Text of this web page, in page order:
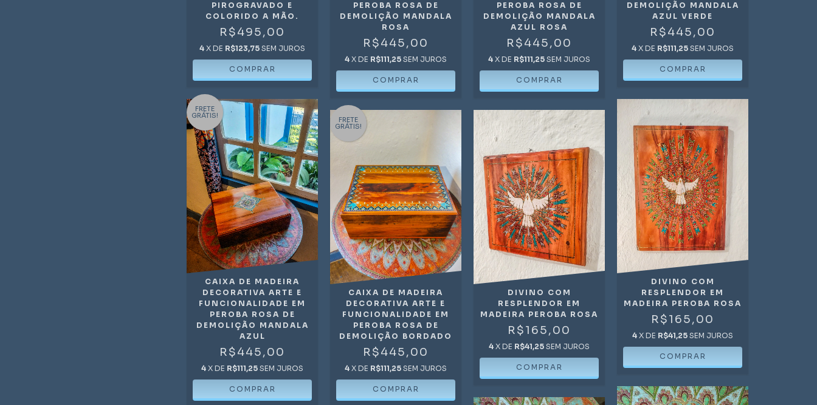
PIROGRAVADO E
COLORIDO A MÃO.
R$495,00
4 X DE R$123,75 SEM JUROS
PEROBA ROSA DE
DEMOLIÇÃO MANDALA
ROSA
R$445,00
4 X DE R$111,25 SEM JUROS
PEROBA ROSA DE
DEMOLIÇÃO MANDALA
AZUL ROSA
R$445,00
4 X DE R$111,25 SEM JUROS
DEMOLIÇÃO MANDALA
AZUL VERDE
R$445,00
4 X DE R$111,25 SEM JUROS
FRETE
GRÁTIS!
CAIXA DE MADEIRA
DECORATIVA ARTE E
FUNCIONALIDADE EM
PEROBA ROSA DE
DEMOLIÇÃO MANDALA
AZUL
R$445,00
4 X DE R$111,25 SEM JUROS
FRETE
GRÁTIS!
CAIXA DE MADEIRA
DECORATIVA ARTE E
FUNCIONALIDADE EM
PEROBA ROSA DE
DEMOLIÇÃO BORDADO
R$445,00
4 X DE R$111,25 SEM JUROS
DIVINO COM
RESPLENDOR EM
MADEIRA PEROBA ROSA
R$165,00
4 X DE R$41,25 SEM JUROS
DIVINO COM
RESPLENDOR EM
MADEIRA PEROBA ROSA
R$165,00
4 X DE R$41,25 SEM JUROS